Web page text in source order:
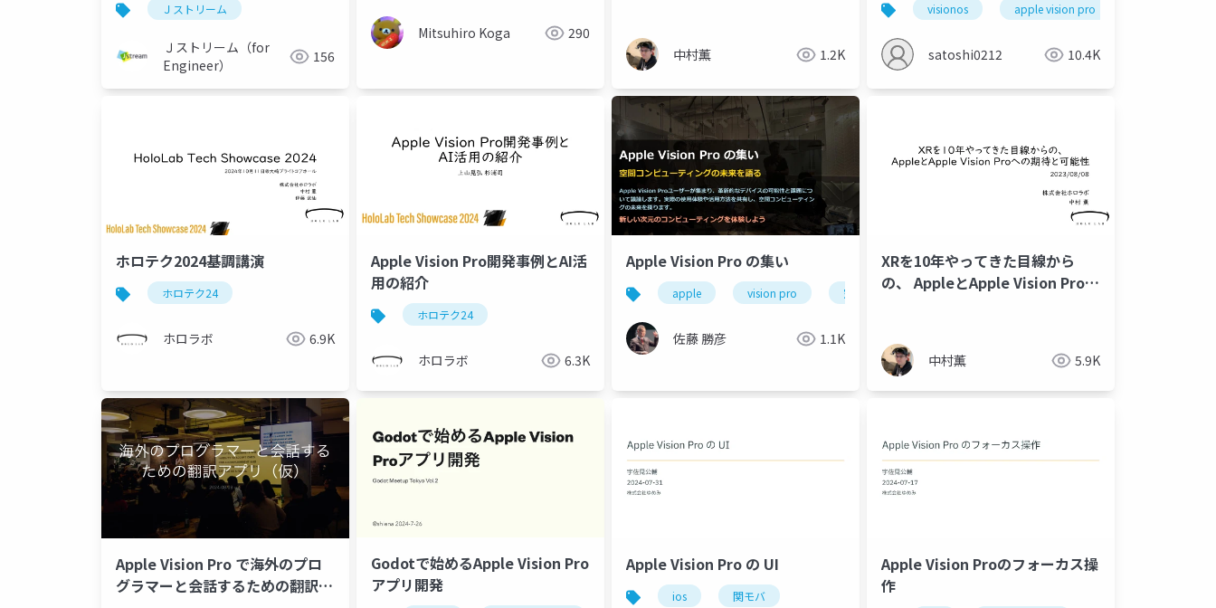
Ｊストリーム
Ｊストリーム（for
Engineer）
156
Mitsuhiro Koga 290
中村薫 1.2K
visionos apple vision pro
satoshi0212 10.4K
ホロテク2024基調講演
ホロテク24
ホロラボ 6.9K
Apple Vision Pro開発事例とAI活
用の紹介
ホロテク24
ホロラボ 6.3K
Apple Vision Pro の集い
apple vision pro 空間コンピューティング xr vr
佐藤 勝彦 1.1K
XRを10年やってきた目線から
の、 AppleとApple Vision Proへ
中村薫 5.9K
Apple Vision Pro で海外のプロ
グラマーと会話するための翻訳ア
Godotで始めるApple Vision Pro
アプリ開発
Apple Vision Pro の UI
ios 関モバ
Apple Vision Proのフォーカス操
作